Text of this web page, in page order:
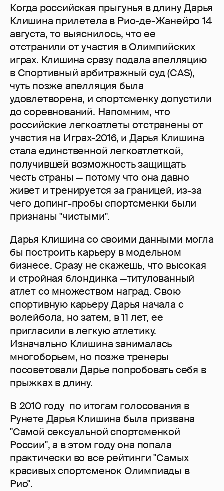
Когда российская прыгунья в длину Дарья
Клишина прилетела в Рио-де-Жанейро 14
августа, то выяснилось, что ее
отстранили от участия в Олимпийских
играх. Клишина сразу подала апелляцию
в Спортивный арбитражный суд (CAS),
чуть позже апелляция была
удовлетворена, и спортсменку допустили
до соревнований. Напомним, что
российские легкоатлеты отстранены от
участия на Играх-2016, и Дарья Клишина
стала единственной легкоатлеткой,
получившей возможность защищать
честь страны — потому что она давно
живет и тренируется за границей, из-за
чего допинг-пробы спортсменки были
признаны "чистыми".
Дарья Клишина со своими данными могла
бы построить карьеру в модельном
бизнесе. Сразу не скажешь, что высокая
и стройная блондинка —титулованный
атлет со множеством наград. Свою
спортивную карьеру Дарья начала с
волейбола, но затем, в 11 лет, ее
пригласили в легкую атлетику.
Изначально Клишина занималась
многоборьем, но позже тренеры
посоветовали Дарье попробовать себя в
прыжках в длину.
В 2010 году по итогам голосования в
Рунете Дарья Клишина была призвана
"Самой сексуальной спортсменкой
России", а в этом году она попала
практически во все рейтинги "Самых
красивых спортсменок Олимпиады в
Рио".